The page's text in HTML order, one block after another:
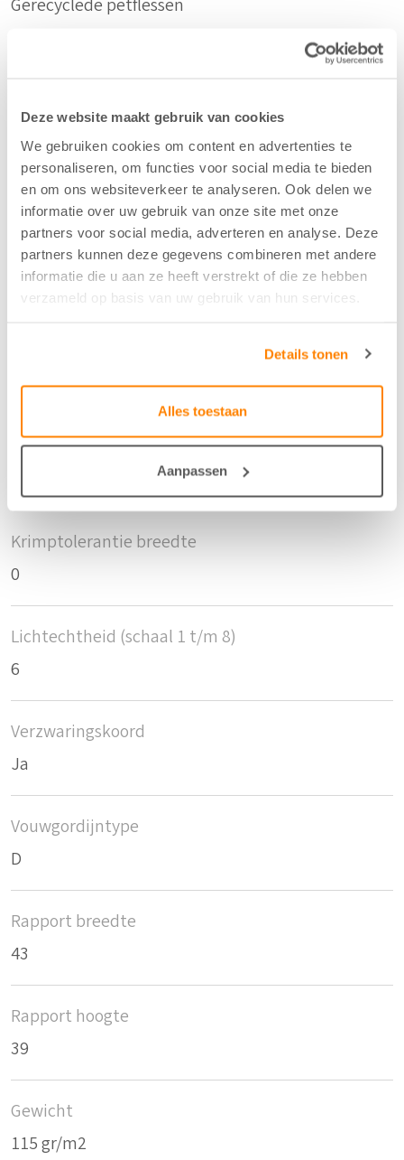
Deze website maakt gebruik van cookies
We gebruiken cookies om content en advertenties te
personaliseren, om functies voor social media te bieden
en om ons websiteverkeer te analyseren. Ook delen we
informatie over uw gebruik van onze site met onze
partners voor social media, adverteren en analyse. Deze
partners kunnen deze gegevens combineren met andere
informatie die u aan ze heeft verstrekt of die ze hebben
verzameld op basis van uw gebruik van hun services.
Details tonen
Alles toestaan
Aanpassen
Gerecyclede petflessen
Kleur
Off White - 01
Breedte/hoogte
315 cm
Krimptolerantie hoogte
Krimptolerantie breedte
0
Lichtechtheid (schaal 1 t/m 8)
6
Verzwaringskoord
Ja
Vouwgordijntype
D
Rapport breedte
43
Rapport hoogte
39
Gewicht
115 gr/m2